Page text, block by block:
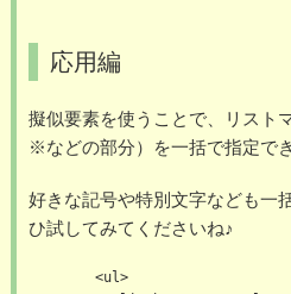
応用編
擬似要素を使うことで、リスト
※などの部分）を一括で指定でき
好きな記号や特別文字なども一
ひ試してみてくださいね♪
        <ul>